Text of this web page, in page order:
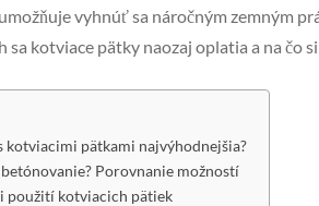
vyhnúť sa náročným zemným
sa kotviace pätky naozaj oplatia a na čo
kotviacimi pätkami najvýhodnejšia?
Porovnanie možností
použití kotviacich pätiek